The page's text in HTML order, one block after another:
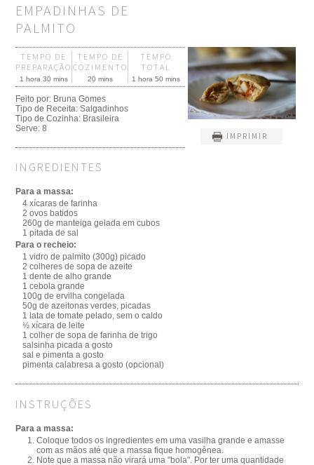
EMPADINHAS DE
PALMITO
IMPRIMIR
TEMPO DE
PREPARAÇÃO
1 hora 30 mins
TEMPO DE
COZIMENTO
20 mins
TEMPO
TOTAL
1 hora 50 mins
Feito por: Bruna Gomes
Tipo de Receita:Salgadinhos
Tipo de Cozinha: Brasileira
Serve:8
INGREDIENTES
Para a massa:
4 xícaras de farinha
2 ovos batidos
260g de manteiga gelada em cubos
1 pitada de sal
Para o recheio:
1 vidro de palmito (300g) picado
2 colheres de sopa de azeite
1 dente de alho grande
1 cebola grande
100g de ervilha congelada
50g de azeitonas verdes, picadas
1 lata de tomate pelado, sem o caldo
½ xícara de leite
1 colher de sopa de farinha de trigo
salsinha picada a gosto
sal e pimenta a gosto
pimenta calabresa a gosto (opcional)
INSTRUÇÕES
Para a massa:
Coloque todos os ingredientes em uma vasilha grande e amasse
com as mãos até que a massa fique homogênea.
Note que a massa não virará uma "bola". Por ter uma quantidade